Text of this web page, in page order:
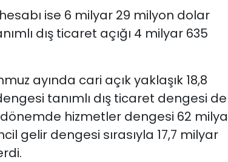
ise 6 milyar 29 milyon dolar
dış ticaret açığı 4 milyar 635
ayında cari açık yaklaşık 18,8
tanımlı dış ticaret dengesi de
dönemde hizmetler dengesi 62
gelir dengesi sırasıyla 17,7 milyar